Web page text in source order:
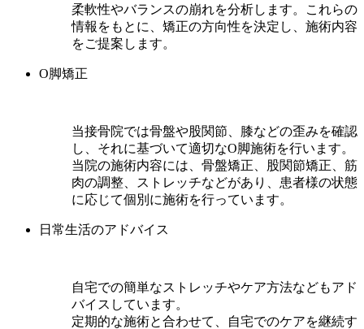
柔軟性やバランスの崩れを分析します。これらの
情報をもとに、矯正の方向性を決定し、施術内容
をご提案します。
O脚矯正
当接骨院では骨盤や股関節、膝などの歪みを確認
し、それに基づいて適切なO脚施術を行います。
当院の施術内容には、骨盤矯正、股関節矯正、筋
肉の調整、ストレッチなどがあり、患者様の状態
に応じて個別に施術を行っています。
日常生活のアドバイス
自宅での簡単なストレッチやケア方法などもアド
バイスしています。
定期的な施術と合わせて、自宅でのケアを継続す